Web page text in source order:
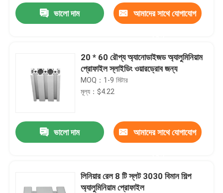
ভালো দাম আমাদের সাথে যোগাযোগ
20 * 60 রৌপ্য অ্যানোডাইজড অ্যালুমিনিয়াম
প্রোফাইল স্লাইডিং ওয়ারড্রোব জন্য
MOQ：1-9 মিটার
মূল্য：$4.22
ভালো দাম আমাদের সাথে যোগাযোগ
লিনিয়ার রেল 8 টি স্লট 3030 বিমান শিল্প
অ্যালুমিনিয়াম প্রোফাইল